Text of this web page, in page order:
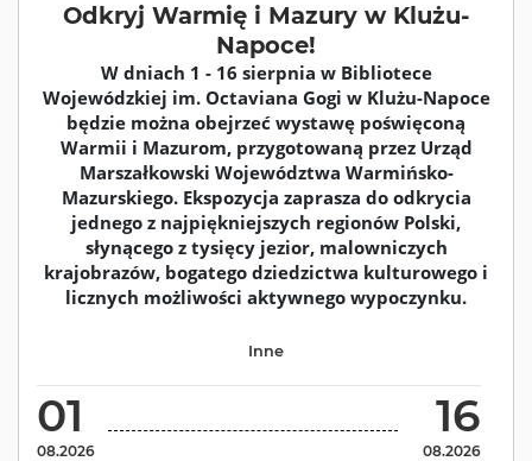
Odkryj Warmię i Mazury w Klużu-
Napoce!
W dniach 1 - 16 sierpnia w Bibliotece
Wojewódzkiej im. Octaviana Gogi w Klużu-Napoce
będzie można obejrzeć wystawę poświęconą
Warmii i Mazurom, przygotowaną przez Urząd
Marszałkowski Województwa Warmińsko-
Mazurskiego. Ekspozycja zaprasza do odkrycia
jednego z najpiękniejszych regionów Polski,
słynącego z tysięcy jezior, malowniczych
krajobrazów, bogatego dziedzictwa kulturowego i
licznych możliwości aktywnego wypoczynku.
01
08.2026
16
08.2026
Inne